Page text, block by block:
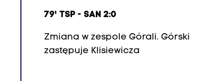
79' TSP - SAN 2:0
Zmiana w zespole Górali. Górski
zastępuje Klisiewicza